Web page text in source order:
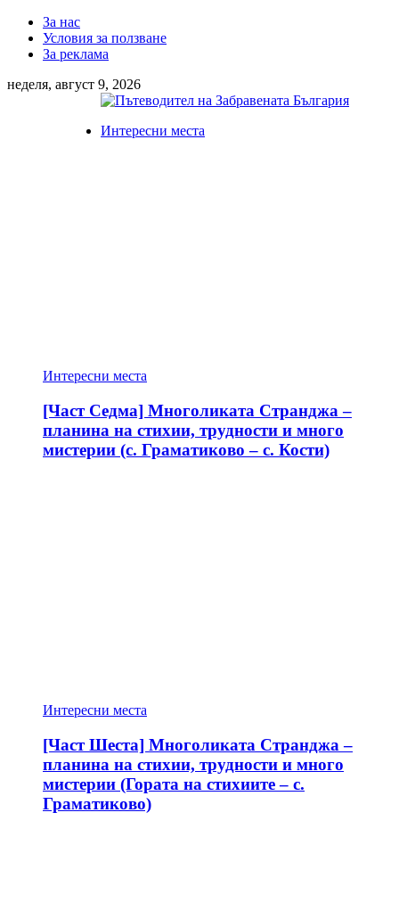
За нас
Условия за ползване
За реклама
неделя, август 9, 2026
Интересни места
Интересни места
[Част Седма] Многоликата Странджа –
планина на стихии, трудности и много
мистерии (с. Граматиково – с. Кости)
Интересни места
[Част Шеста] Многоликата Странджа –
планина на стихии, трудности и много
мистерии (Гората на стихиите – с.
Граматиково)